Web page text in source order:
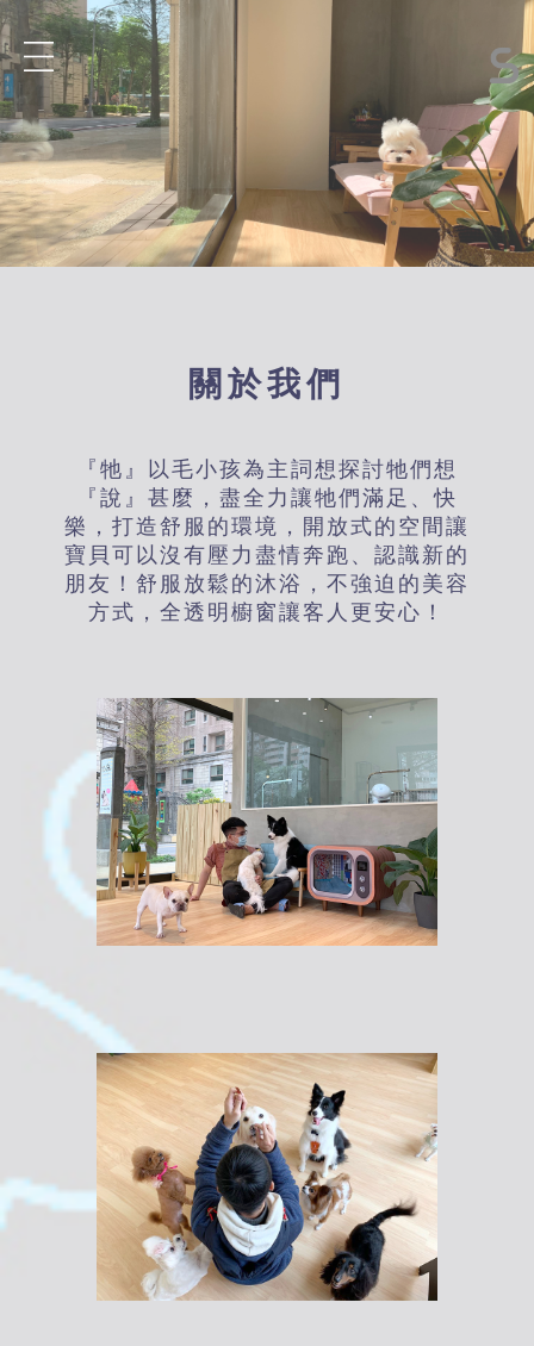
關於我們
『牠』以毛小孩為主詞想探討牠們想
『說』甚麼，盡全力讓牠們滿足、快
樂，打造舒服的環境，開放式的空間讓
寶貝可以沒有壓力盡情奔跑、認識新的
朋友！舒服放鬆的沐浴，不強迫的美容
方式，全透明櫥窗讓客人更安心！